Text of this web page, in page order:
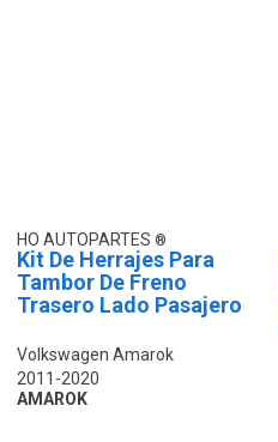
HO AUTOPARTES
Kit De Herrajes Para
Tambor De Freno
Trasero Lado Pasajero
Volkswagen Amarok
2011-2020
AMAROK